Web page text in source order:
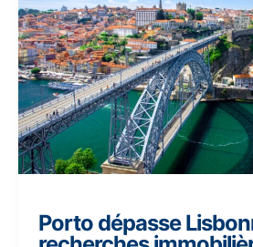
Porto dépasse